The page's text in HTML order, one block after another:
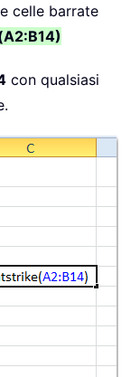
celle barrate
con qualsiasi